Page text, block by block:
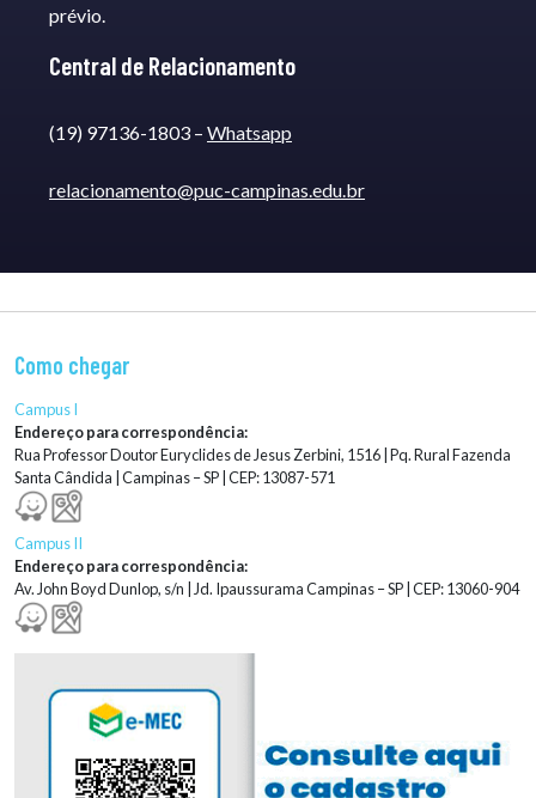
prévio.
Central de Relacionamento
(19) 97136-1803 – Whatsapp
relacionamento@puc-campinas.edu.br
Como chegar
Campus I
Endereço para correspondência:
Rua Professor Doutor Euryclides de Jesus Zerbini, 1516 | Pq. Rural Fazenda
Santa Cândida | Campinas – SP | CEP: 13087-571
Campus II
Endereço para correspondência:
Av. John Boyd Dunlop, s/n | Jd. Ipaussurama Campinas – SP | CEP: 13060-904